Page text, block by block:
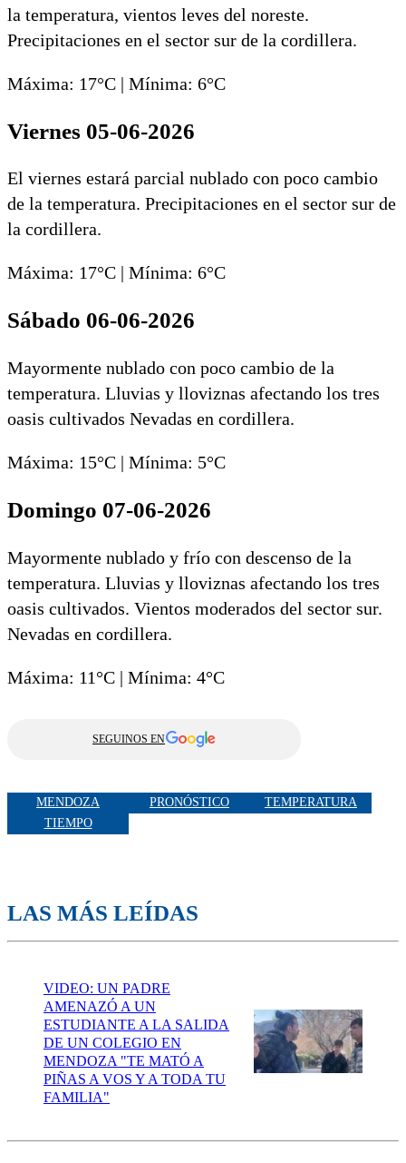
la temperatura, vientos leves del noreste.
Precipitaciones en el sector sur de la cordillera.
Máxima: 17°C | Mínima: 6°C
Viernes 05-06-2026
El viernes estará parcial nublado con poco cambio
de la temperatura. Precipitaciones en el sector sur de
la cordillera.
Máxima: 17°C | Mínima: 6°C
Sábado 06-06-2026
Mayormente nublado con poco cambio de la
temperatura. Lluvias y lloviznas afectando los tres
oasis cultivados Nevadas en cordillera.
Máxima: 15°C | Mínima: 5°C
Domingo 07-06-2026
Mayormente nublado y frío con descenso de la
temperatura. Lluvias y lloviznas afectando los tres
oasis cultivados. Vientos moderados del sector sur.
Nevadas en cordillera.
Máxima: 11°C | Mínima: 4°C
SEGUINOS EN
MENDOZA PRONÓSTICO
TEMPERATURA
TIEMPO
LAS MÁS LEÍDAS
VIDEO: UN PADRE
AMENAZÓ A UN
ESTUDIANTE A LA SALIDA
DE UN COLEGIO EN
MENDOZA "TE MATÓ A
PIÑAS A VOS Y A TODA TU
FAMILIA"